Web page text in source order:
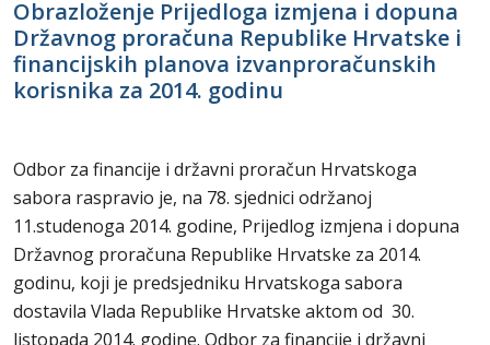
Obrazloženje Prijedloga izmjena i dopuna
Državnog proračuna Republike Hrvatske i
financijskih planova izvanproračunskih
korisnika za 2014. godinu
Odbor za financije i državni proračun Hrvatskoga
sabora raspravio je, na 78. sjednici održanoj
11.studenoga 2014. godine, Prijedlog izmjena i dopuna
Državnog proračuna Republike Hrvatske za 2014.
godinu, koji je predsjedniku Hrvatskoga sabora
dostavila Vlada Republike Hrvatske aktom od 30.
listopada 2014. godine. Odbor za financije i državni